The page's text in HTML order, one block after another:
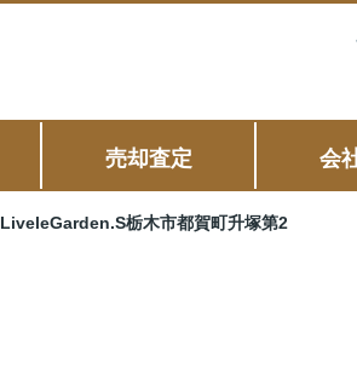
売却査定 会
LiveleGarden.S栃木市都賀町升塚第2